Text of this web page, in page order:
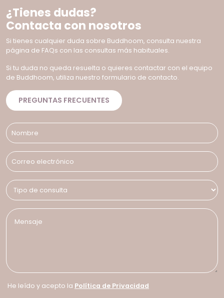
¿Tienes dudas?
Contacta con nosotros
Si tienes cualquier duda sobre Buddhoom, consulta nuestra
página de FAQs con las consultas más habituales.
Si tu duda no queda resuelta o quieres contactar con el equipo
de Buddhoom, utiliza nuestro formulario de contacto.
PREGUNTAS FRECUENTES
He leído y acepto la Política de Privacidad